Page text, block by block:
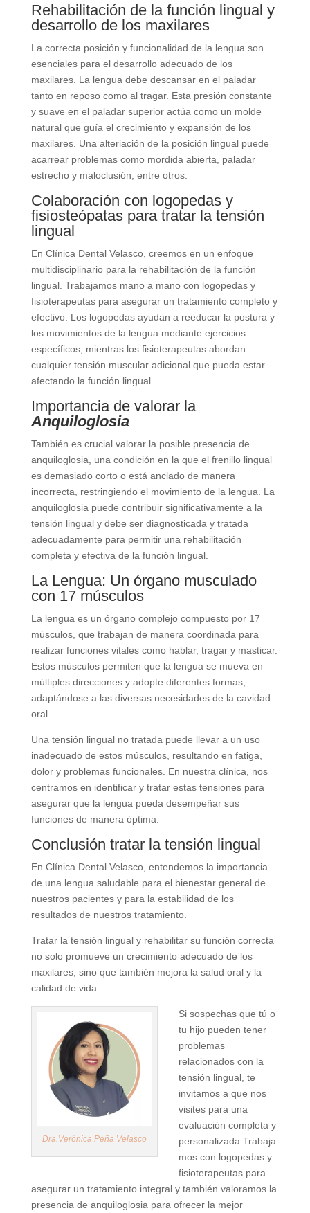
Rehabilitación de la función lingual y
desarrollo de los maxilares
La correcta posición y funcionalidad de la lengua son
esenciales para el desarrollo adecuado de los
maxilares. La lengua debe descansar en el paladar
tanto en reposo como al tragar. Esta presión constante
y suave en el paladar superior actúa como un molde
natural que guía el crecimiento y expansión de los
maxilares. Una alteriación de la posición lingual puede
acarrear problemas como mordida abierta, paladar
estrecho y maloclusión, entre otros.
Colaboración con logopedas y
fisiosteópatas para tratar la tensión
lingual
En Clínica Dental Velasco, creemos en un enfoque
multidisciplinario para la rehabilitación de la función
lingual. Trabajamos mano a mano con logopedas y
fisioterapeutas para asegurar un tratamiento completo y
efectivo. Los logopedas ayudan a reeducar la postura y
los movimientos de la lengua mediante ejercicios
específicos, mientras los fisioterapeutas abordan
cualquier tensión muscular adicional que pueda estar
afectando la función lingual.
Importancia de valorar la
Anquiloglosia
También es crucial valorar la posible presencia de
anquiloglosia, una condición en la que el frenillo lingual
es demasiado corto o está anclado de manera
incorrecta, restringiendo el movimiento de la lengua. La
anquiloglosia puede contribuir significativamente a la
tensión lingual y debe ser diagnosticada y tratada
adecuadamente para permitir una rehabilitación
completa y efectiva de la función lingual.
La Lengua: Un órgano musculado
con 17 músculos
La lengua es un órgano complejo compuesto por 17
músculos, que trabajan de manera coordinada para
realizar funciones vitales como hablar, tragar y masticar.
Estos músculos permiten que la lengua se mueva en
múltiples direcciones y adopte diferentes formas,
adaptándose a las diversas necesidades de la cavidad
oral.
Una tensión lingual no tratada puede llevar a un uso
inadecuado de estos músculos, resultando en fatiga,
dolor y problemas funcionales. En nuestra clínica, nos
centramos en identificar y tratar estas tensiones para
asegurar que la lengua pueda desempeñar sus
funciones de manera óptima.
Conclusión tratar la tensión lingual
En Clínica Dental Velasco, entendemos la importancia
de una lengua saludable para el bienestar general de
nuestros pacientes y para la estabilidad de los
resultados de nuestros tratamiento.
Tratar la tensión lingual y rehabilitar su función correcta
no solo promueve un crecimiento adecuado de los
maxilares, sino que también mejora la salud oral y la
calidad de vida.
Dra.Verónica Peña Velasco
Si sospechas que tú o
tu hijo pueden tener
problemas
relacionados con la
tensión lingual, te
invitamos a que nos
visites para una
evaluación completa y
personalizada.Trabaja
mos con logopedas y
fisioterapeutas para
asegurar un tratamiento integral y también valoramos la
presencia de anquiloglosia para ofrecer la mejor